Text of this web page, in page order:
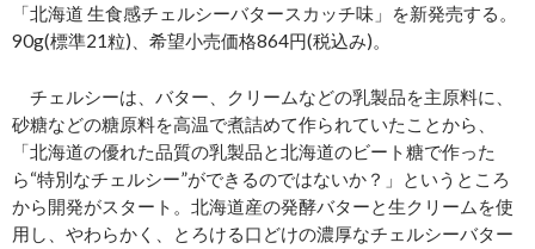
「北海道 生食感チェルシーバタースカッチ味」を新発売する。
90g(標準21粒)、希望小売価格864円(税込み)。
チェルシーは、バター、クリームなどの乳製品を主原料に、
砂糖などの糖原料を高温で煮詰めて作られていたことから、
「北海道の優れた品質の乳製品と北海道のビート糖で作った
ら“特別なチェルシー”ができるのではないか？」というところ
から開発がスタート。北海道産の発酵バターと生クリームを使
用し、やわらかく、とろける口どけの濃厚なチェルシーバター